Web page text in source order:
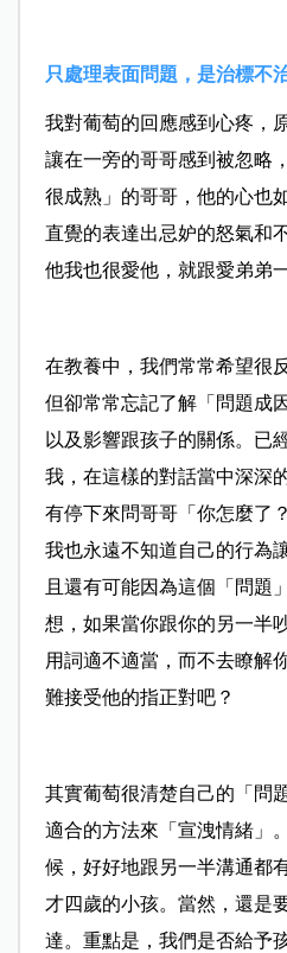
只處理表面問題，是治標不
我對葡萄的回應感到心疼，
讓在一旁的哥哥感到被忽略
很成熟」的哥哥，他的心也
直覺的表達出忌妒的怒氣和
他我也很愛他，就跟愛弟弟一
在教養中，我們常常希望很
但卻常常忘記了解「問題成
以及影響跟孩子的關係。已
我，在這樣的對話當中深深
有停下來問哥哥「你怎麼了
我也永遠不知道自己的行為
且還有可能因為這個「問題
想，如果當你跟你的另一半
用詞適不適當，而不去瞭解
難接受他的指正對吧？
其實葡萄很清楚自己的「問
適合的方法來「宣洩情緒」
候，好好地跟另一半溝通都
才四歲的小孩。當然，還是
達。重點是，我們是否給予